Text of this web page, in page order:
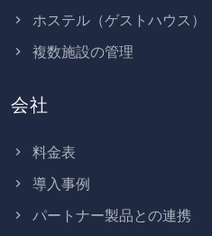
ホステル（ゲストハウス）
複数施設の管理
会社
料金表
導入事例
パートナー製品との連携